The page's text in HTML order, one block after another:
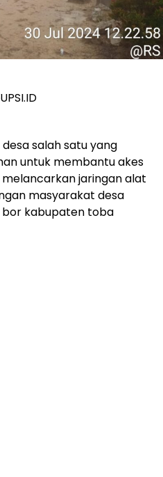
salah satu yang
untuk membantu akes
jaringan alat
masyarakat desa
kabupaten toba